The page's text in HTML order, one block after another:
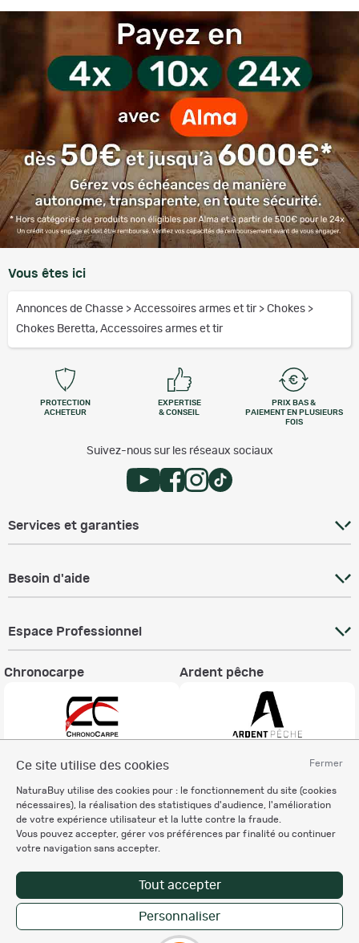
Fermer
Ce site utilise des cookies
NaturaBuy utilise des cookies pour : le fonctionnement du site (cookies
nécessaires), la réalisation des statistiques d'audience, l'amélioration
de votre expérience utilisateur et la lutte contre la fraude.
Vous pouvez accepter, gérer vos préférences par finalité ou continuer
votre navigation sans accepter.
Tout accepter
Personnaliser
Vous êtes ici
Annonces de Chasse > Accessoires armes et tir > Chokes >
Chokes Beretta, Accessoires armes et tir
PROTECTION
ACHETEUR
EXPERTISE
& CONSEIL
PRIX BAS &
PAIEMENT EN PLUSIEURS
FOIS
Suivez-nous sur les réseaux sociaux
Services et garanties
Besoin d'aide
Espace Professionnel
Chronocarpe Ardent pêche
Charte éthique
Mentions légales
Règlement & Conditions d'utilisation
Politique de protection
des données personnelles
Personnalisation des cookies
Copyright © 2007-2026 NaturaBuy. Tous droits réservés. N°CNIL: 1239459.